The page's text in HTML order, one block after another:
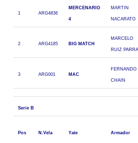
1 ARG4836
MERCENARIO
4
MARTIN
NACARATO
2 ARG4185 BIG MATCH
MARCELO
RUIZ PARRA
3 ARG001 MAC
FERNANDO
CHAIN
Serie B
Pos N.Vela Yate Armador